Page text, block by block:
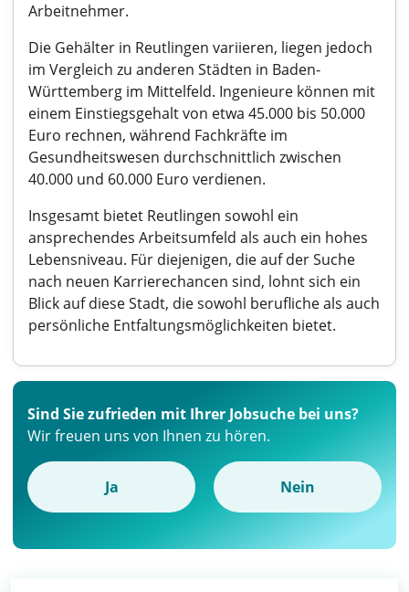
Arbeitnehmer.
Die Gehälter in Reutlingen variieren, liegen jedoch
im Vergleich zu anderen Städten in Baden-
Württemberg im Mittelfeld. Ingenieure können mit
einem Einstiegsgehalt von etwa 45.000 bis 50.000
Euro rechnen, während Fachkräfte im
Gesundheitswesen durchschnittlich zwischen
40.000 und 60.000 Euro verdienen.
Insgesamt bietet Reutlingen sowohl ein
ansprechendes Arbeitsumfeld als auch ein hohes
Lebensniveau. Für diejenigen, die auf der Suche
nach neuen Karrierechancen sind, lohnt sich ein
Blick auf diese Stadt, die sowohl berufliche als auch
persönliche Entfaltungsmöglichkeiten bietet.
Sind Sie zufrieden mit Ihrer Jobsuche bei uns?
Wir freuen uns von Ihnen zu hören.
Ja Nein